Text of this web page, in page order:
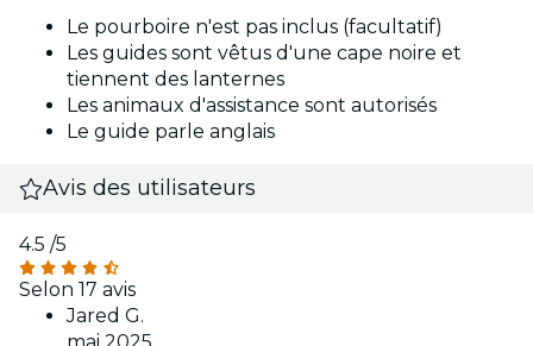
Le pourboire n'est pas inclus (facultatif)
Les guides sont vêtus d'une cape noire et
tiennent des lanternes
Les animaux d'assistance sont autorisés
Le guide parle anglais
Avis des utilisateurs
4.5 /5
Selon 17 avis
Jared G.